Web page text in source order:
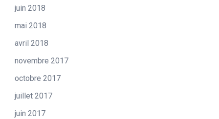
juin 2018
mai 2018
avril 2018
novembre 2017
octobre 2017
juillet 2017
juin 2017